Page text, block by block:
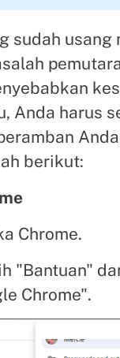
sudah usang
Anda harus
berikut:
Chrome.
"Bantuan"
Chrome".